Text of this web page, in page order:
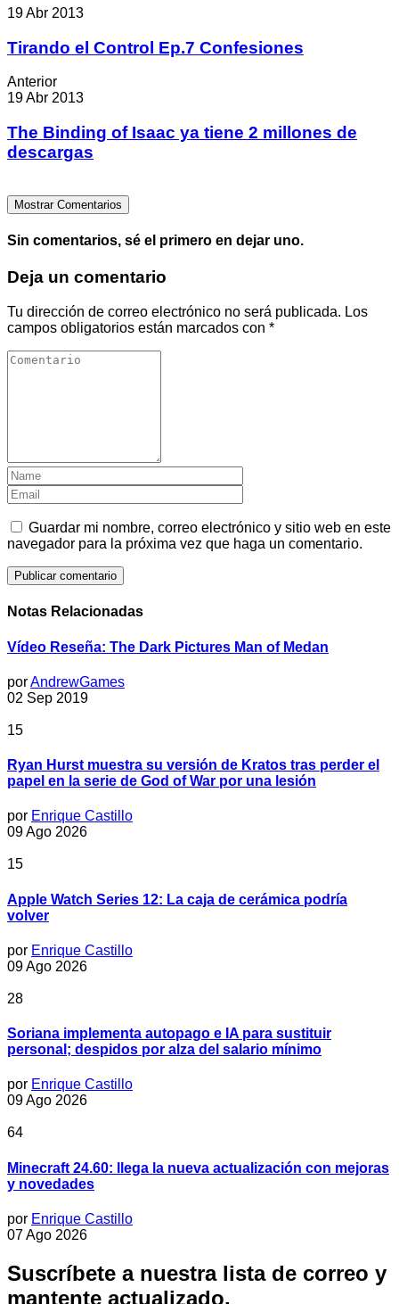
19 Abr 2013
Tirando el Control Ep.7 Confesiones
Anterior
19 Abr 2013
The Binding of Isaac ya tiene 2 millones de
descargas
Mostrar Comentarios
Sin comentarios, sé el primero en dejar uno.
Deja un comentario
Tu dirección de correo electrónico no será publicada. Los
campos obligatorios están marcados con *
Guardar mi nombre, correo electrónico y sitio web en este
navegador para la próxima vez que haga un comentario.
Notas Relacionadas
Vídeo Reseña: The Dark Pictures Man of Medan
porAndrewGames
02 Sep 2019
15
Ryan Hurst muestra su versión de Kratos tras perder el
papel en la serie de God of War por una lesión
por Enrique Castillo
09 Ago 2026
15
Apple Watch Series 12: La caja de cerámica podría
volver
por Enrique Castillo
09 Ago 2026
28
Soriana implementa autopago e IA para sustituir
personal; despidos por alza del salario mínimo
por Enrique Castillo
09 Ago 2026
64
Minecraft 24.60: llega la nueva actualización con mejoras
y novedades
por Enrique Castillo
07 Ago 2026
Suscríbete a nuestra lista de correo y
mantente actualizado.